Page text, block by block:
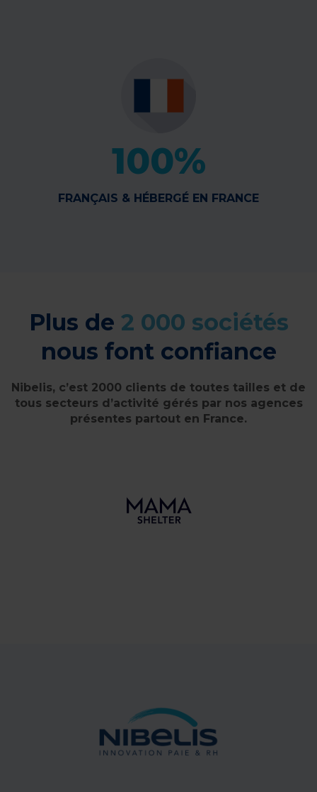
100%
FRANÇAIS & HÉBERGÉ EN FRANCE
Plus de 2 000 sociétés
nous font confiance
Nibelis, c’est 2000 clients de toutes tailles et de
tous secteurs d’activité gérés par nos agences
présentes partout en France.